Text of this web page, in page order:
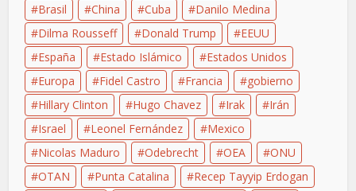
Brasil
China Cuba
Danilo Medina
Dilma Rousseff
Donald Trump
EEUU
España
Estado Islámico
Estados Unidos
Europa
Fidel Castro Francia
gobierno
Hillary Clinton
Hugo Chavez Irak
Irán
Israel
Leonel Fernández
Mexico
Nicolas Maduro
Odebrecht OEA
ONU
OTAN
Punta Catalina
Recep Tayyip Erdogan